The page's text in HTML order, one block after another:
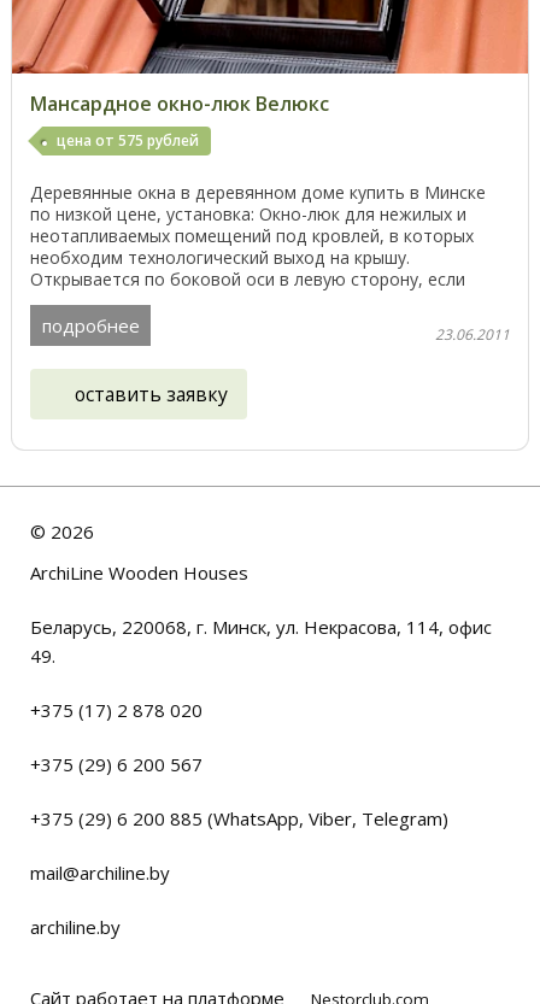
Мансардное окно-люк Велюкс
цена от 575 рублей
Деревянные окна в деревянном доме купить в Минске
по низкой цене, установка: Окно-люк для нежилых и
неотапливаемых помещений под кровлей, в которых
необходим технологический выход на крышу.
Открывается по боковой оси в левую сторону, если
смотреть ...
подробнее 23.06.2011
оставить заявку
© 2026
ArchiLine Wooden Houses
Беларусь, 220068, г. Минск, ул. Некрасова, 114, офис
49.
+375 (17) 2 878 020
+375 (29) 6 200 567
+375 (29) 6 200 885 (WhatsApp, Viber, Telegram)
mail@archiline.by
archiline.by
Сайт работает на платформе Nestorclub.com